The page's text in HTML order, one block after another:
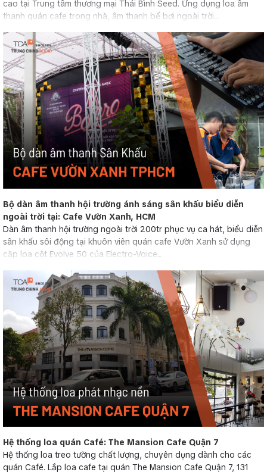
cao tại Trung tâm thương mại Thái Bình Seed. Ứng dụng loa âm
thanh quán cafe trong nhà, âm thanh bể bơi ngoài trời...
Bộ dàn âm thanh hội trường ánh sáng sân khấu biểu diễn
ngoài trời tại: Cafe Vườn Xanh, HCM
Dàn âm thanh hội trường ngoài trời 200tr phục vụ ca hát, biểu diễn
sân khấu sôi động tại khuôn viên quán cafe Vườn Xanh sử dụng
cặp loa cột Evolve 50 của Electro-Voice...
Hệ thống loa quán Café: The Mansion Cafe Quận 7
Hệ thống loa treo tường chất lượng, chuyên dụng dành cho các
quán Café. Lắp loa cafe tại quán The Mansion Cafe Quận 7, 131